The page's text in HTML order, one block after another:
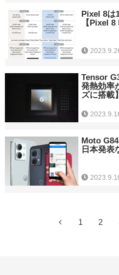
Pixel 8は
【Pixel
Tensor
発熱効率
ズに搭載】
Moto
日本発表
1 2